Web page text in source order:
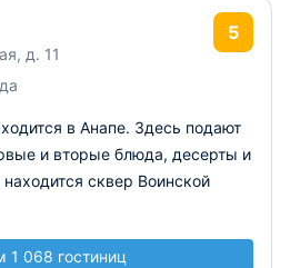
д. 11
5
в Анапе. Здесь подают
и вторые блюда, десерты и
сквер Воинской
1 068 гостиниц